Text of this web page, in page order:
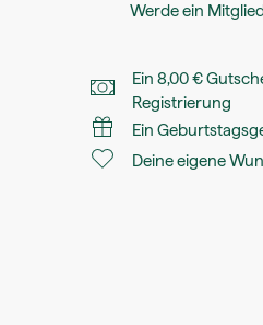
Werde ein
Ein 8,00 €
Registrierung
Ein
Deine eigene